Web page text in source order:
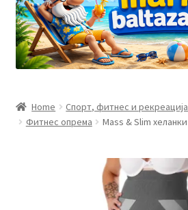
Homepage
Privacy Policy
Контакт
Корисничка подршка
Home Спорт, фитнес и рекреација
Фитнес опрема
Mass & Slim хеланки